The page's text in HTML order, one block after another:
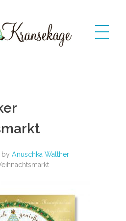
by Anuschka Walther